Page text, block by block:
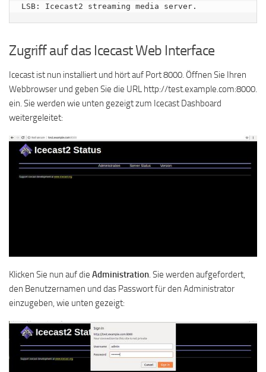
Zugriff auf das Icecast Web Interface
Icecast ist nun installiert und hört auf Port 8000. Öffnen Sie Ihren
Webbrowser und geben Sie die URL http://test.example.com:8000.
ein. Sie werden wie unten gezeigt zum Icecast Dashboard
weitergeleitet:
Klicken Sie nun auf die Administration. Sie werden aufgefordert,
den Benutzernamen und das Passwort für den Administrator
einzugeben, wie unten gezeigt: